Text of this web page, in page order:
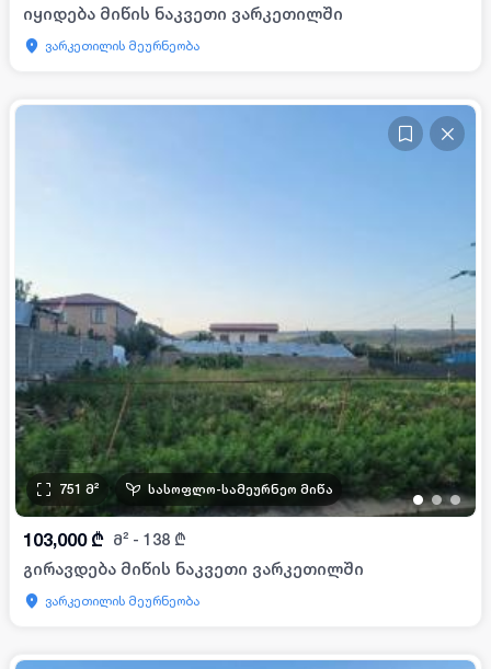
იყიდება მიწის ნაკვეთი ვარკეთილში
ვარკეთილის მეურნეობა
•••
751 მ² სასოფლო-სამეურნეო მიწა
103,000 ₾ მ² - 138 ₾
გირავდება მიწის ნაკვეთი ვარკეთილში
ვარკეთილის მეურნეობა